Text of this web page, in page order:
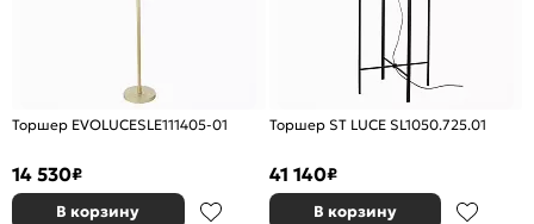
Торшер EVOLUCESLE111405-01
14 530₽
В корзину
Торшер ST LUCE SL1050.725.01
41 140₽
В корзину